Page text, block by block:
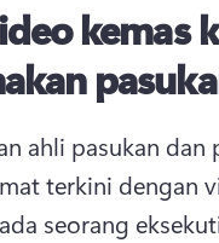
kemas
ahli pasukan
seorang